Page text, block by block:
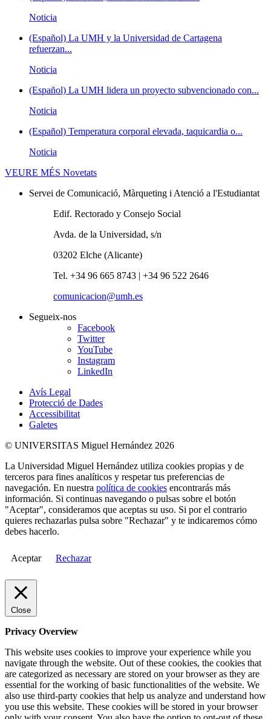
Noticia
(Español) La UMH y la Universidad de Cartagena
refuerzan...
Noticia
(Español) La UMH lidera un proyecto subvencionado con...
Noticia
(Español) Temperatura corporal elevada, taquicardia o...
Noticia
VEURE MÉS Novetats
Servei de Comunicació, Màrqueting i Atenció a l'Estudiantat
Edif. Rectorado y Consejo Social
Avda. de la Universidad, s/n
03202 Elche (Alicante)
Tel. +34 96 665 8743 | +34 96 522 2646
comunicacion@umh.es
Segueix-nos
Facebook
Twitter
YouTube
Instagram
LinkedIn
Avís Legal
Protecció de Dades
Accessibilitat
Galetes
© UNIVERSITAS Miguel Hernández 2026
La Universidad Miguel Hernández utiliza cookies propias y de
terceros para fines analíticos y respetar tus preferencias de
navegación. En nuestra política de cookies encontrarás más
información. Si continuas navegando o pulsas sobre el botón
"Aceptar", consideramos que aceptas su uso. Si por el contrario
quieres rechazarlas pulsa sobre "Rechazar" y te indicaremos cómo
debes hacerlo.
Aceptar Rechazar
Close
Privacy Overview
This website uses cookies to improve your experience while you
navigate through the website. Out of these cookies, the cookies that
are categorized as necessary are stored on your browser as they are
essential for the working of basic functionalities of the website. We
also use third-party cookies that help us analyze and understand how
you use this website. These cookies will be stored in your browser